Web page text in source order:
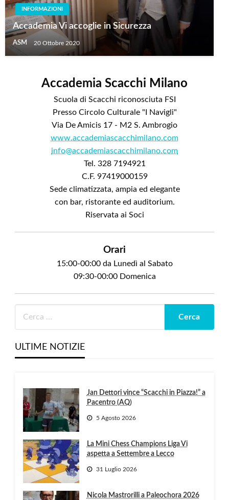
INFORMAZIONI
Accademia Vi accoglie in Sicurezza
ASM 20 Ottobre 2020
Accademia Scacchi Milano
Scuola di Scacchi riconosciuta FSI
Presso Circolo Culturale "I Navigli"
Via De Amicis 17 - M2 S. Ambrogio
www.accademiascacchimilano.com
info@accademiascacchimilano.com
Tel. 328 7194921
C.F. 97419000159
Sede climatizzata, ampia ed elegante
con bar, ristorante ed auditorium.
Riservata ai Soci
Orari
15:00-00:00 da Lunedì al Sabato
09:30-00:00 Domenica
ULTIME NOTIZIE
Jan Dettori vince “Scacchi in Piazza!” a
Pacentro (AQ)
5 Agosto 2026
La Mini Chess Champions Liga Vi
aspetta a Settembre a Lecco
31 Luglio 2026
Nicola Mastrorilli a Paleochora 2026